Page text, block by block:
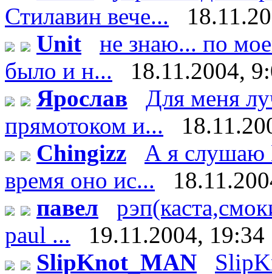
Стилавин вече...
Unit
не знаю... по
было и н...
18.11.2004,
Ярослав
Для меня
прямотоком и...
Chingizz
А я слушаю
время оно ис...
павел
paul ...
19.11.2004, 19:34
SlipKnot_MAN